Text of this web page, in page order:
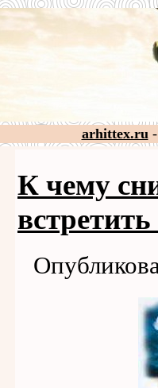
arhittex.ru-
К чему